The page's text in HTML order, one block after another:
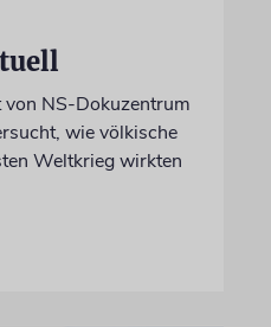
NS-Dokuzentrum
wie völkische
Weltkrieg wirkten